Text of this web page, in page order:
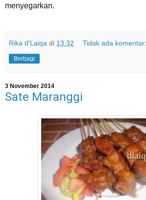
menyegarkan.
Rika d'Laiqa di 13.32 Tidak ada komentar:
Berbagi
3 November 2014
Sate Maranggi